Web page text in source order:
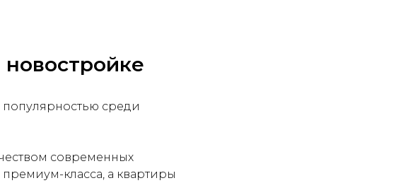
популярностью среди
современных
класса, а квартиры